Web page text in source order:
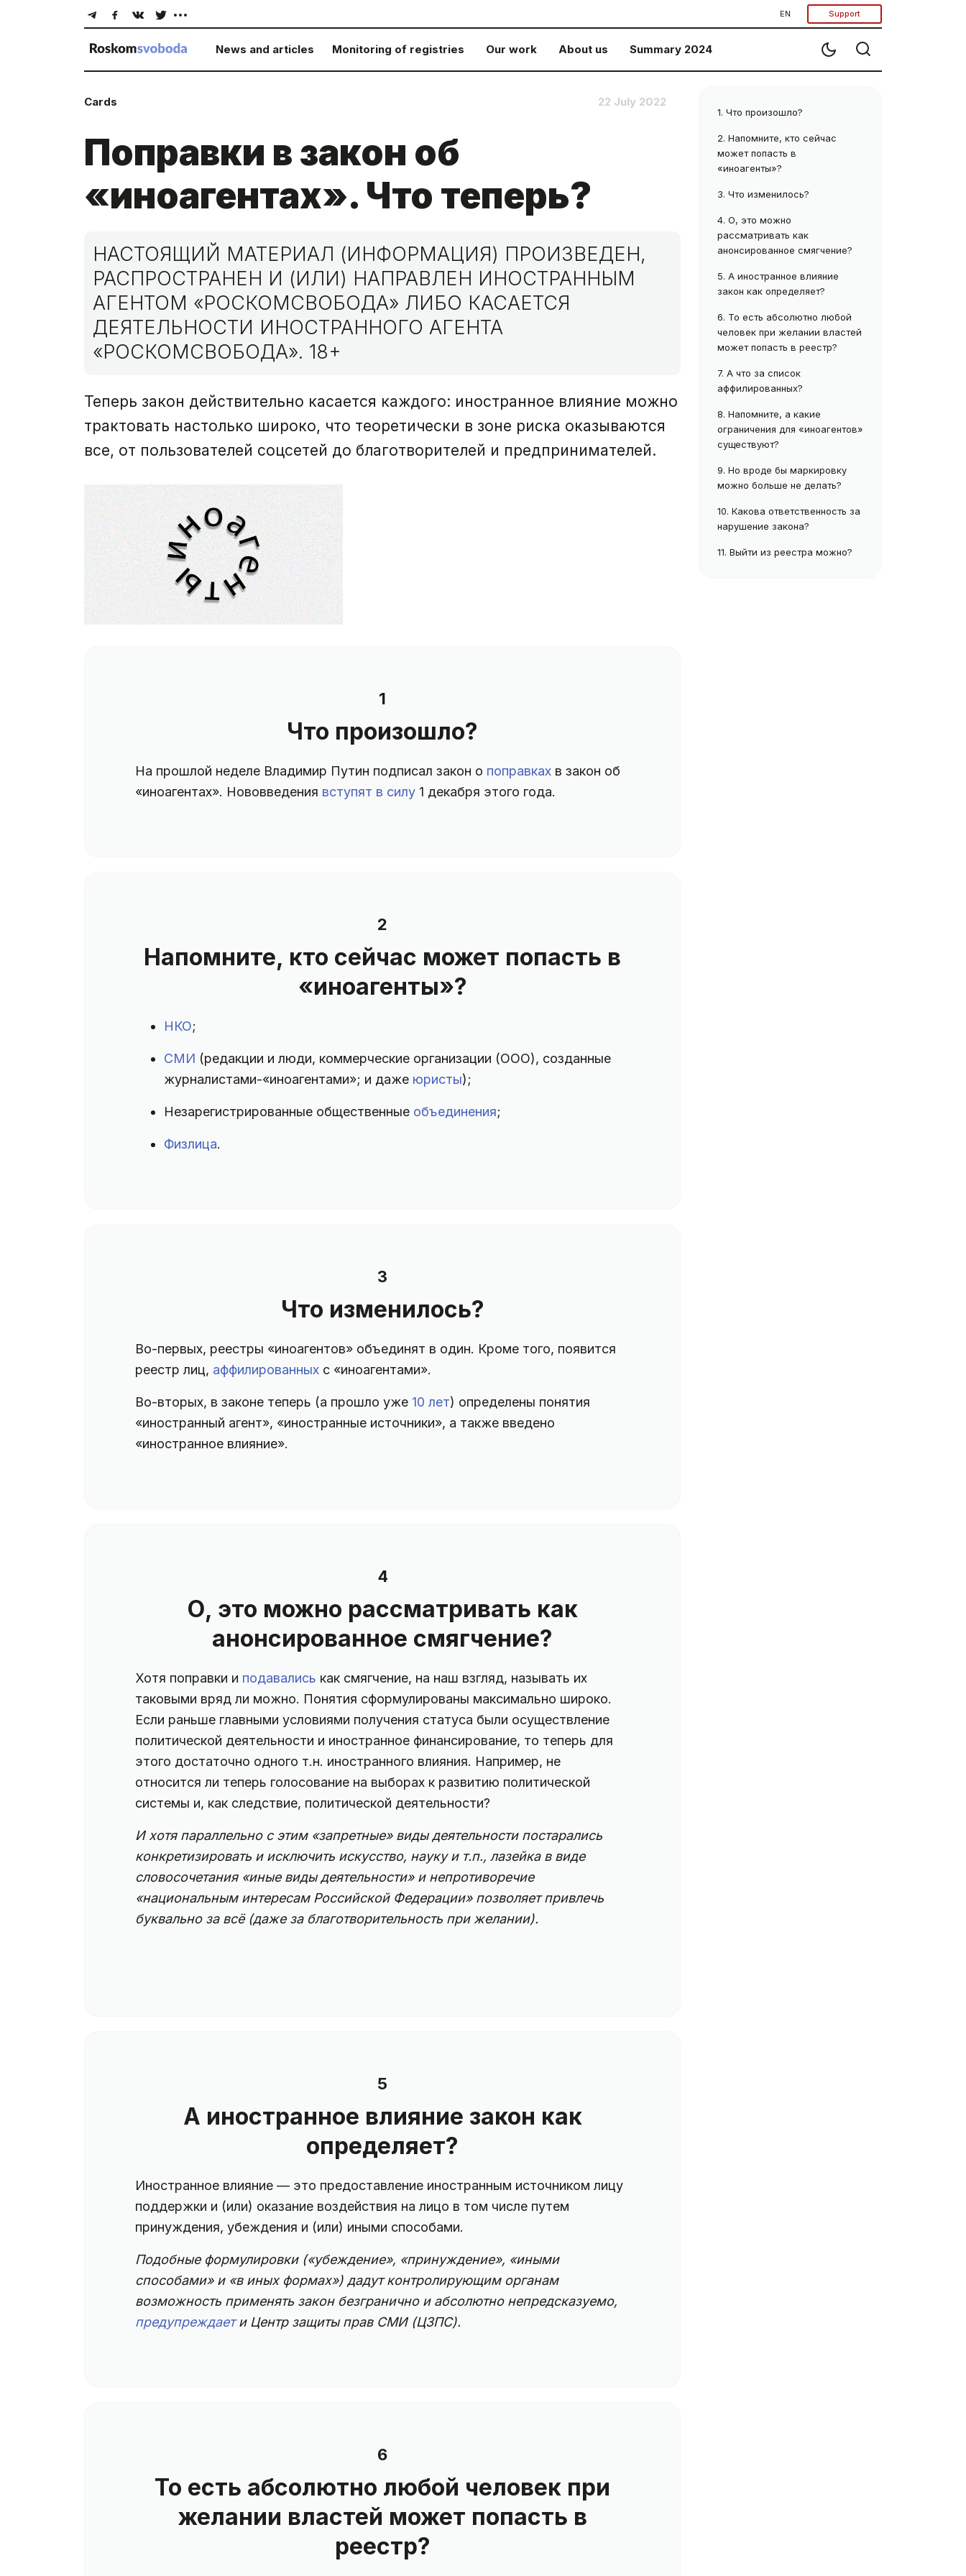
EN Support
News and articles Monitoring of registries Our work About us Summary 2024
Cards 22 July 2022
Поправки в закон об
«иноагентах». Что теперь?
НАСТОЯЩИЙ МАТЕРИАЛ (ИНФОРМАЦИЯ) ПРОИЗВЕДЕН,
РАСПРОСТРАНЕН И (ИЛИ) НАПРАВЛЕН ИНОСТРАННЫМ
АГЕНТОМ «РОСКОМСВОБОДА» ЛИБО КАСАЕТСЯ
ДЕЯТЕЛЬНОСТИ ИНОСТРАННОГО АГЕНТА
«РОСКОМСВОБОДА». 18+
Теперь закон действительно касается каждого: иностранное влияние можно
трактовать настолько широко, что теоретически в зоне риска оказываются
все, от пользователей соцсетей до благотворителей и предпринимателей.
1
Что произошло?
На прошлой неделе Владимир Путин подписал закон о поправках в закон об
«иноагентах». Нововведения вступят в силу 1 декабря этого года.
2
Напомните, кто сейчас может попасть в
«иноагенты»?
НКО;
СМИ (редакции и люди, коммерческие организации (ООО), созданные
журналистами-«иноагентами»; и даже юристы);
Незарегистрированные общественные объединения;
Физлица.
3
Что изменилось?
Во-первых, реестры «иноагентов» объединят в один. Кроме того, появится
реестр лиц, аффилированных с «иноагентами».
Во-вторых, в законе теперь (а прошло уже 10 лет) определены понятия
«иностранный агент», «иностранные источники», а также введено
«иностранное влияние».
4
О, это можно рассматривать как
анонсированное смягчение?
Хотя поправки и подавались как смягчение, на наш взгляд, называть их
таковыми вряд ли можно. Понятия сформулированы максимально широко.
Если раньше главными условиями получения статуса были осуществление
политической деятельности и иностранное финансирование, то теперь для
этого достаточно одного т.н. иностранного влияния. Например, не
относится ли теперь голосование на выборах к развитию политической
системы и, как следствие, политической деятельности?
И хотя параллельно с этим «запретные» виды деятельности постарались
конкретизировать и исключить искусство, науку и т.п., лазейка в виде
словосочетания «иные виды деятельности» и непротиворечие
«национальным интересам Российской Федерации» позволяет привлечь
буквально за всё (даже за благотворительность при желании).
5
А иностранное влияние закон как
определяет?
Иностранное влияние — это предоставление иностранным источником лицу
поддержки и (или) оказание воздействия на лицо в том числе путем
принуждения, убеждения и (или) иными способами.
Подобные формулировки («убеждение», «принуждение», «иными
способами» и «в иных формах») дадут контролирующим органам
возможность применять закон безгранично и абсолютно непредсказуемо,
предупреждаети Центр защиты прав СМИ (ЦЗПС).
6
То есть абсолютно любой человек при
желании властей может попасть в
реестр?
1. Что произошло?
2. Напомните, кто сейчас
может попасть в
«иноагенты»?
3. Что изменилось?
4. О, это можно
рассматривать как
анонсированное смягчение?
5. А иностранное влияние
закон как определяет?
6. То есть абсолютно любой
человек при желании властей
может попасть в реестр?
7. А что за список
аффилированных?
8. Напомните, а какие
ограничения для «иноагентов»
существуют?
9. Но вроде бы маркировку
можно больше не делать?
10. Какова ответственность за
нарушение закона?
11. Выйти из реестра можно?